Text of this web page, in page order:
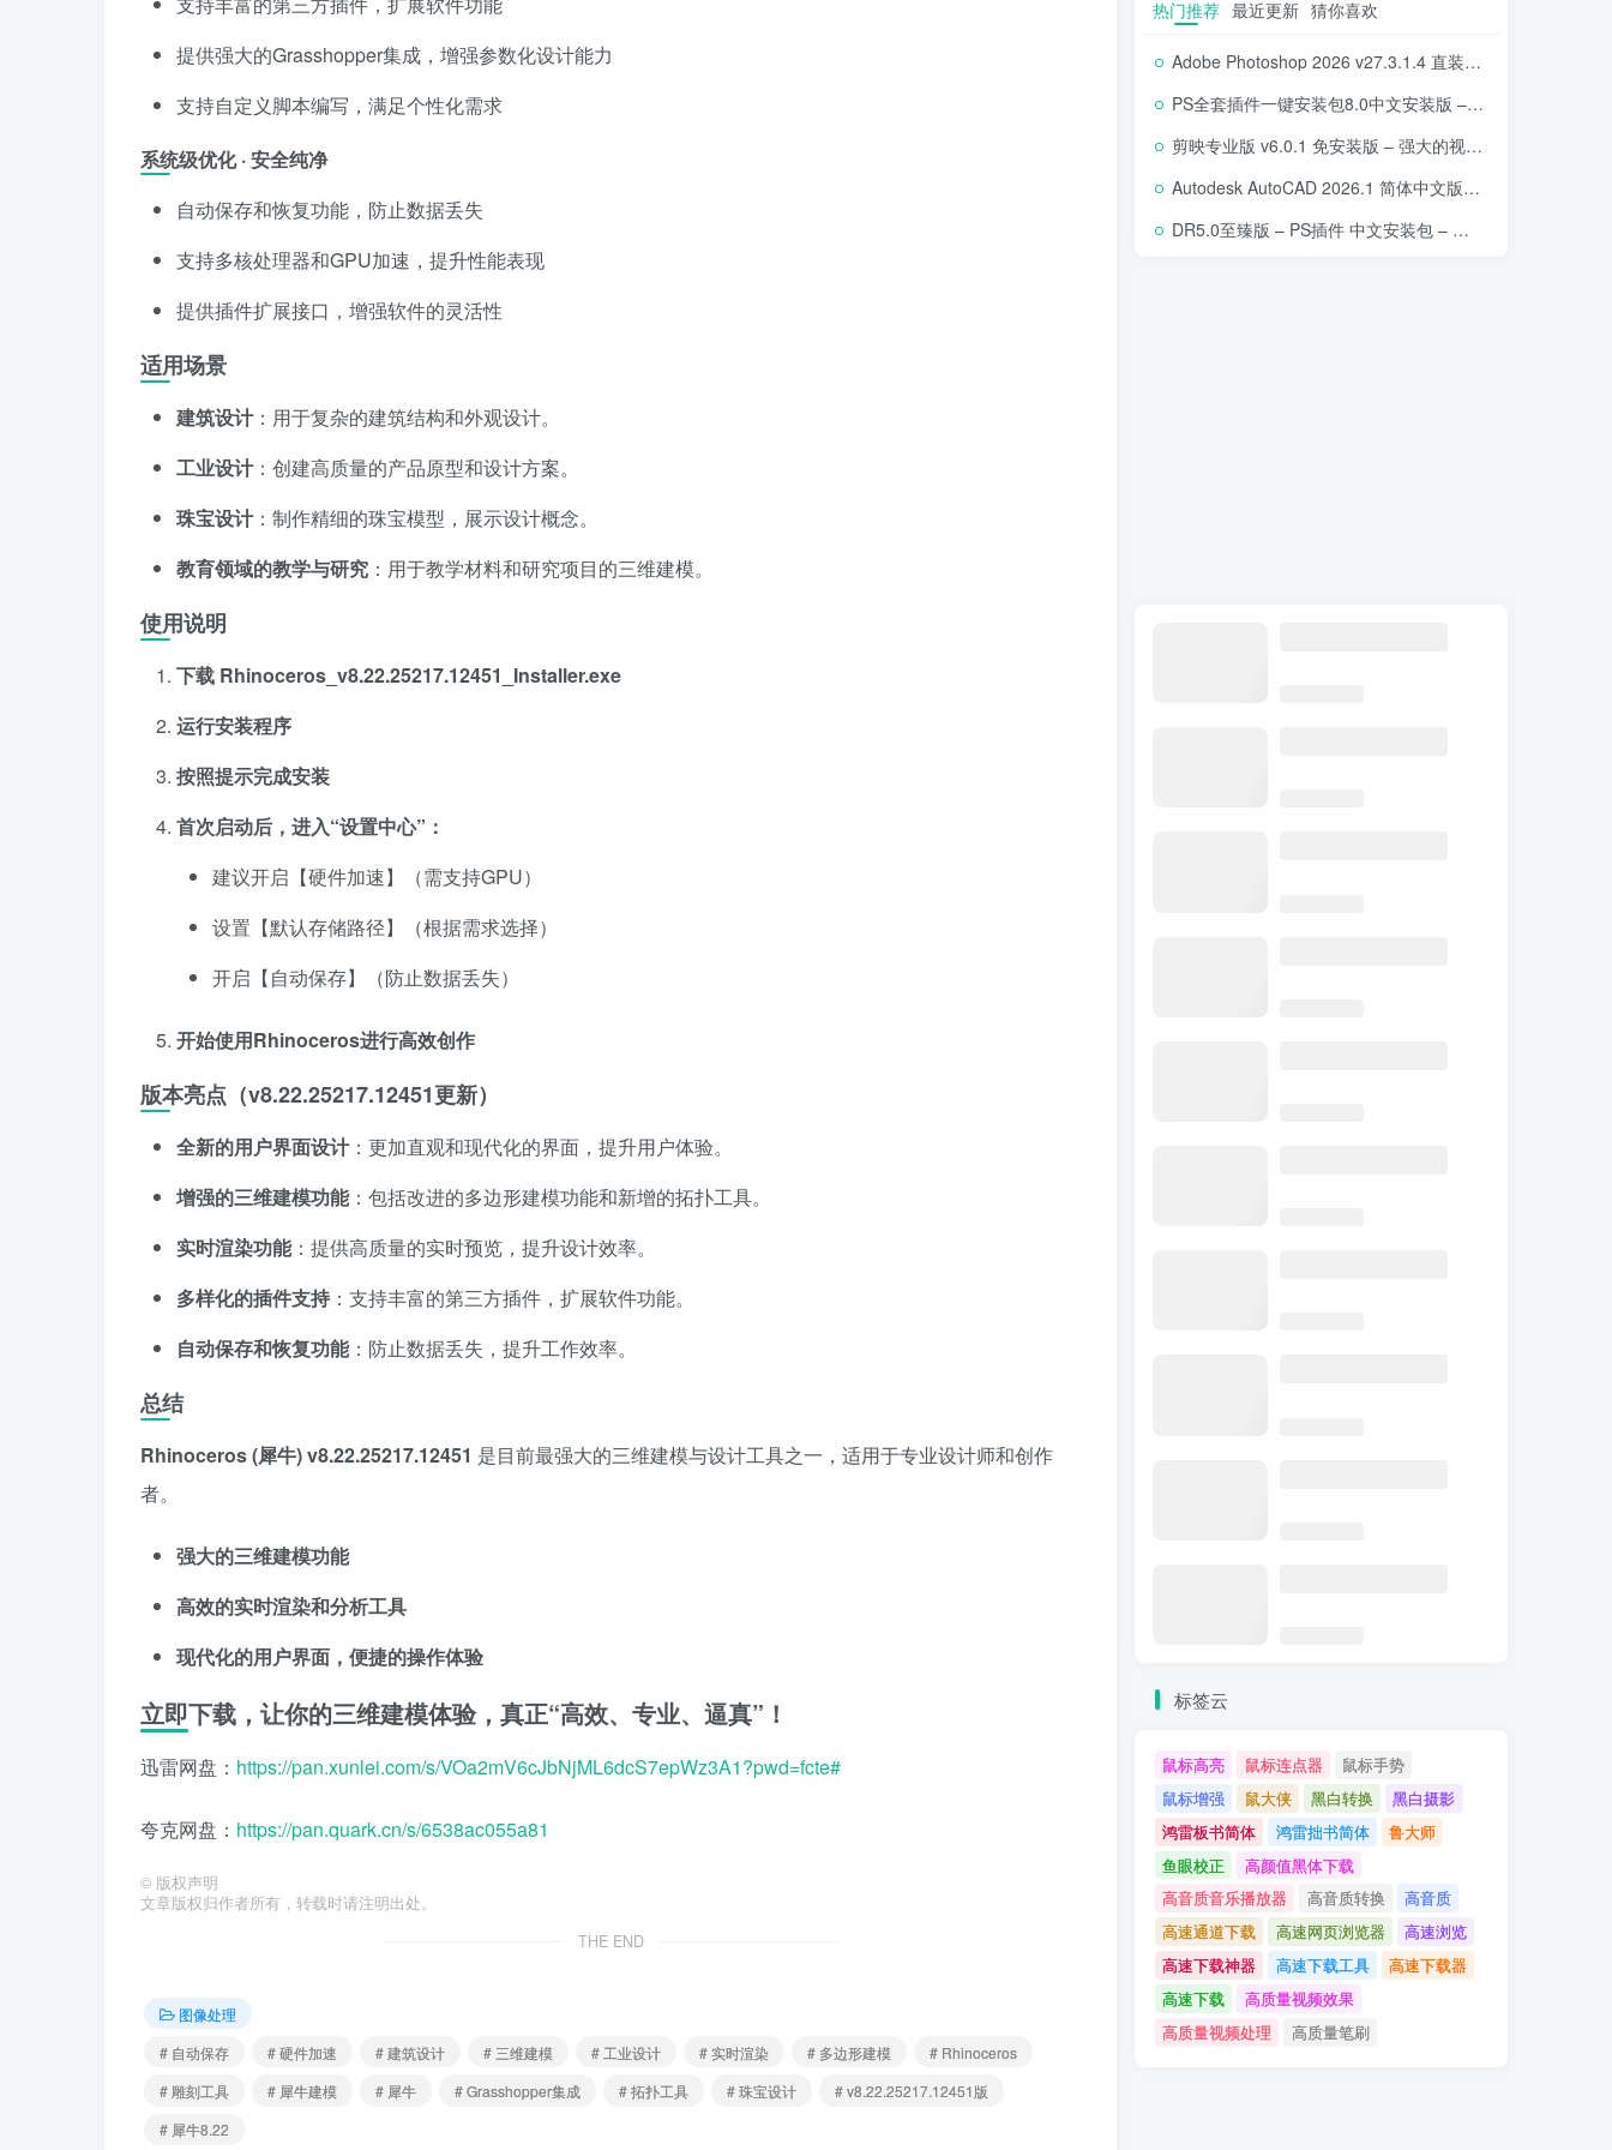
提供强大的Grasshopper集成，增强参数化设计能力
支持自定义脚本编写，满足个性化需求
系统级优化 · 安全纯净
自动保存和恢复功能，防止数据丢失
支持多核处理器和GPU加速，提升性能表现
提供插件扩展接口，增强软件的灵活性
适用场景
建筑设计：用于复杂的建筑结构和外观设计。
工业设计：创建高质量的产品原型和设计方案。
珠宝设计：制作精细的珠宝模型，展示设计概念。
教育领域的教学与研究 ：用于教学材料和研究项目的三维建模。
使用说明
下载 Rhinoceros_v8.22.25217.12451_Installer.exe
运行安装程序
按照提示完成安装
首次启动后，进入“设置中心”：
建议开启【硬件加速】（需支持GPU）
设置【默认存储路径】（根据需求选择）
开启【自动保存】（防止数据丢失）
开始使用Rhinoceros进行高效创作
版本亮点（v8.22.25217.12451更新）
全新的用户界面设计：更加直观和现代化的界面，提升用户体验。
增强的三维建模功能：包括改进的多边形建模功能和新增的拓扑工具。
实时渲染功能：提供高质量的实时预览，提升设计效率。
多样化的插件支持 ：支持丰富的第三方插件，扩展软件功能。
自动保存和恢复功能：防止数据丢失，提升工作效率。
总结
Rhinoceros (犀牛) v8.22.25217.12451 是目前最强大的三维建模与设计工具之一，适用于专业设计师和创作
者。
强大的三维建模功能
高效的实时渲染和分析工具
现代化的用户界面，便捷的操作体验
立即下载，让你的三维建模体验，真正“高效、专业、逼真”！
迅雷网盘： https://pan.xunlei.com/s/VOa2mV6cJbNjML6dcS7epWz3A1?pwd=fcte#
夸克网盘： https://pan.quark.cn/s/6538ac055a81
© 版权声明
文章版权归作者所有，转载时请注明出处。
THE END
图像处理
# 自动保存
# 硬件加速 # 建筑设计 # 三维建模 # 工业设计 # 实时渲染 # 多边形建模
# Rhinoceros
# 雕刻工具
# 犀牛建模 # 犀牛 # Grasshopper集成 # 拓扑工具 # 珠宝设计
# v8.22.25217.12451版
# 犀牛8.22
热门推荐 最近更新 猜你喜欢
Adobe Photoshop 2026 v27.3.1.4 直装版下载 – 专业图像编辑软件
PS全套插件一键安装包8.0中文安装版 – 支持2018-2025 – 提升设计效率
剪映专业版 v6.0.1 免安装版 – 强大的视频编辑工具
Autodesk AutoCAD 2026.1 简体中文版 – 专业计算机辅助设计软件
DR5.0至臻版 – PS插件 中文安装包 – 专业级人像修图工具
标签云
鼠标高亮 鼠标连点器
鼠标手势
鼠标增强
鼠大侠 黑白转换
黑白摄影
鸿雷板书简体
鸿雷拙书简体
鲁大师
鱼眼校正
高颜值黑体下载
高音质音乐播放器
高音质转换
高音质
高速通道下载
高速网页浏览器
高速浏览
高速下载神器
高速下载工具
高速下载器
高速下载
高质量视频效果
高质量视频处理
高质量笔刷